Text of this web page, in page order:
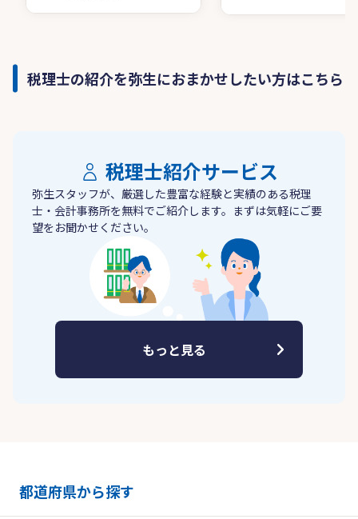
税理士の紹介を弥生におまかせしたい方はこちら
税理士紹介サービス
弥生スタッフが、厳選した豊富な経験と実績のある税理
士・会計事務所を無料でご紹介します。まずは気軽にご要
望をお聞かせください。
もっと見る
都道府県から探す